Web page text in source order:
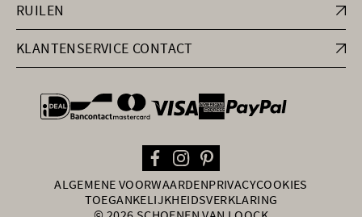
RUILEN
KLANTENSERVICE CONTACT
general.paymentOptions
ALGEMENE VOORWAARDENPRIVACYCOOKIES
TOEGANKELIJKHEIDSVERKLARING